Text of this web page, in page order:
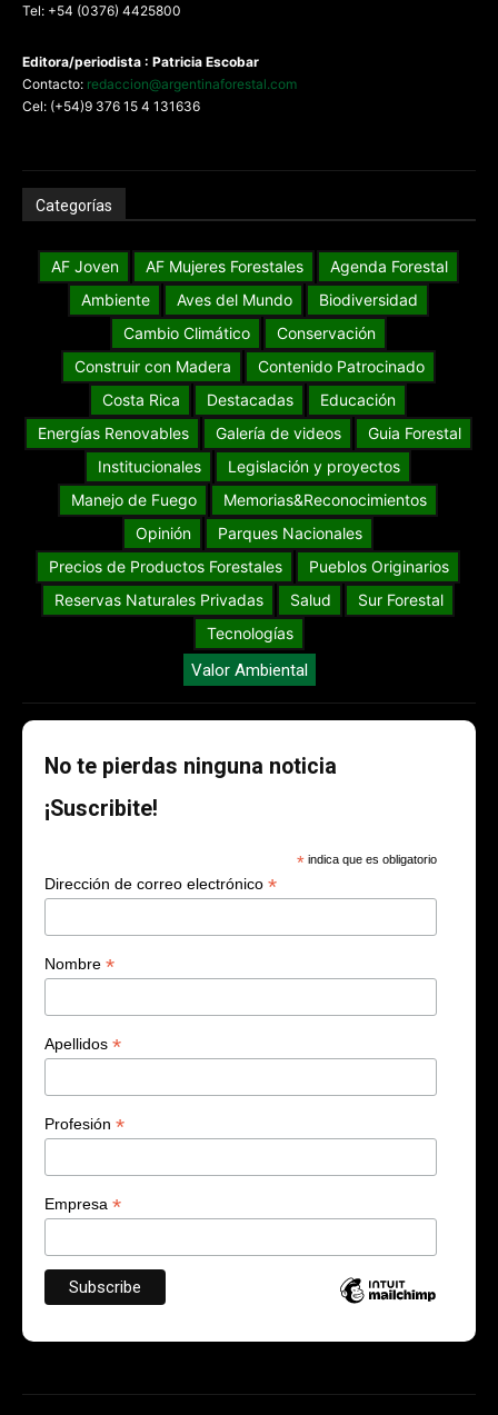
Tel: +54 (0376) 4425800
Editora/periodista : Patricia Escobar
Contacto: redaccion@argentinaforestal.com
Cel: (+54)9 376 15 4 131636
Categorías
AF Joven AF Mujeres Forestales
Agenda Forestal
Ambiente
Aves del Mundo
Biodiversidad
Cambio Climático
Conservación
Construir con Madera
Contenido Patrocinado
Costa Rica
Destacadas
Educación
Energías Renovables
Galería de videos
Guia Forestal
Institucionales
Legislación y proyectos
Manejo de Fuego
Memorias&Reconocimientos
Opinión
Parques Nacionales
Precios de Productos Forestales
Pueblos Originarios
Reservas Naturales Privadas
Salud
Sur Forestal
Tecnologías
Valor Ambiental
No te pierdas ninguna noticia
¡Suscribite!
* indica que es obligatorio
Dirección de correo electrónico *
Nombre *
Apellidos *
Profesión *
Empresa *